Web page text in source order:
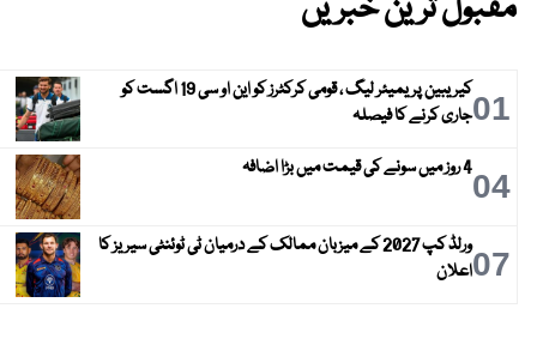
مقبول ترین خبریں
01
کیریبین پریمیئر لیگ ، قومی کرکٹرز کو این او سی 19 اگست کو
جاری کرنے کا فیصلہ
044 روز میں سونے کی قیمت میں بڑا اضافہ
07
ورلڈ کپ 2027 کے میزبان ممالک کے درمیان ٹی ٹوئنٹی سیریز کا
اعلان